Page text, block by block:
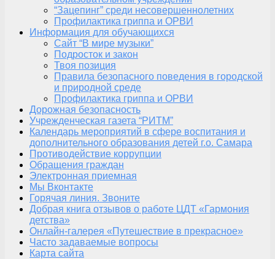
“Зацепинг” среди несовершеннолетних
Профилактика гриппа и ОРВИ
Информация для обучающихся
Сайт “В мире музыки”
Подросток и закон
Твоя позиция
Правила безопасного поведения в городской
и природной среде
Профилактика гриппа и ОРВИ
Дорожная безопасность
Учрежденческая газета “РИТМ”
Календарь мероприятий в сфере воспитания и
дополнительного образования детей г.о. Самара
Противодействие коррупции
Обращения граждан
Электронная приемная
Мы Вконтакте
Горячая линия. Звоните
Добрая книга отзывов о работе ЦДТ «Гармония
детства»
Онлайн-галерея «Путешествие в прекрасное»
Часто задаваемые вопросы
Карта сайта